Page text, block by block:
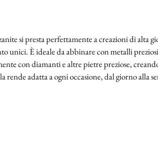
si presta perfettamente a creazioni di alta
unici. È ideale da abbinare con metalli
con diamanti e altre pietre preziose,
rende adatta a ogni occasione, dal giorno alla